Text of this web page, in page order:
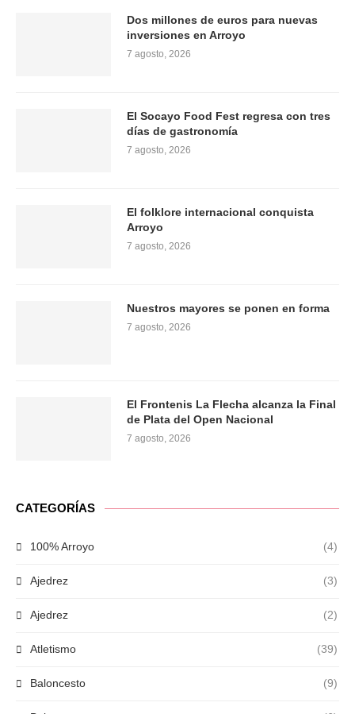
Dos millones de euros para nuevas
inversiones en Arroyo
7 agosto, 2026
El Socayo Food Fest regresa con tres
días de gastronomía
7 agosto, 2026
El folklore internacional conquista
Arroyo
7 agosto, 2026
Nuestros mayores se ponen en forma
7 agosto, 2026
El Frontenis La Flecha alcanza la Final
de Plata del Open Nacional
7 agosto, 2026
CATEGORÍAS
100% Arroyo (4)
Ajedrez (3)
Ajedrez (2)
Atletismo (39)
Baloncesto (9)